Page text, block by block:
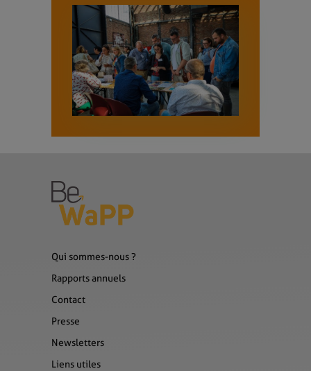
Qui sommes-nous ?
Rapports annuels
Contact
Presse
Newsletters
Liens utiles